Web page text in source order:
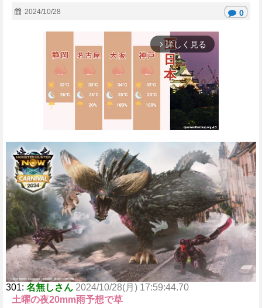
2024/10/28 0
arrow_forward_ios 詳しく見る
M
u
t
e
301: 名無しさん 2024/10/28(月) 17:59:44.70
土曜の夜20mm雨予想で草